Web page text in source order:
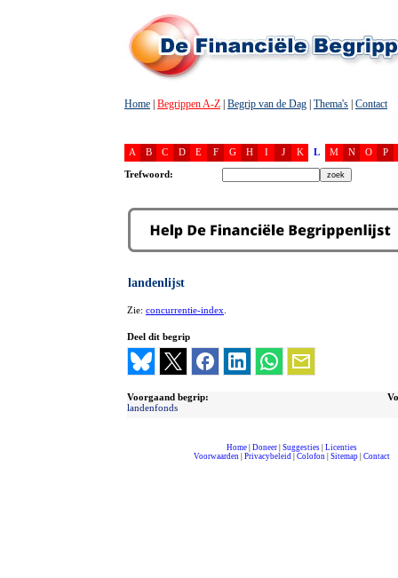
Home Begrippen A-Z Begrip van de Dag Thema's Contact
A B C D E F G H I J K L M N O P
Trefwoord:
landenlijst
Zie: concurrentie-index
Deel dit begrip
Voorgaand begrip:
landenfonds
Home| Doneer| Suggesties| Licenties
Voorwaarden| Privacybeleid| Colofon| Sitemap| Contact